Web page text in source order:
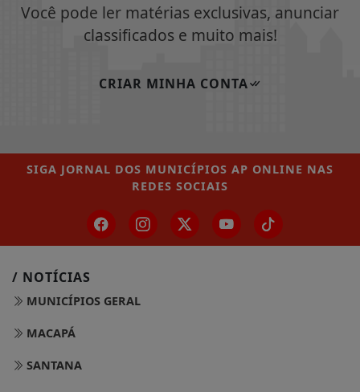
Você pode ler matérias exclusivas, anunciar
classificados e muito mais!
CRIAR MINHA CONTA
SIGA JORNAL DOS MUNICÍPIOS AP ONLINE NAS
REDES SOCIAIS
/ NOTÍCIAS
MUNICÍPIOS GERAL
MACAPÁ
SANTANA